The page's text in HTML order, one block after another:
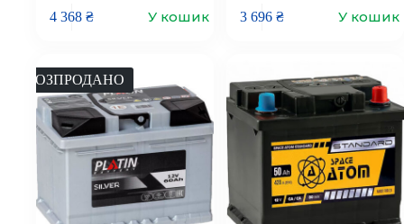
4 368 ₴ У кошик 3 696 ₴ У кошик
РОЗПРОДАНО